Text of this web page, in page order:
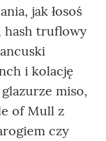
jak łosoś
hash truflowy
i kolację
miso,
of Mull z
czy